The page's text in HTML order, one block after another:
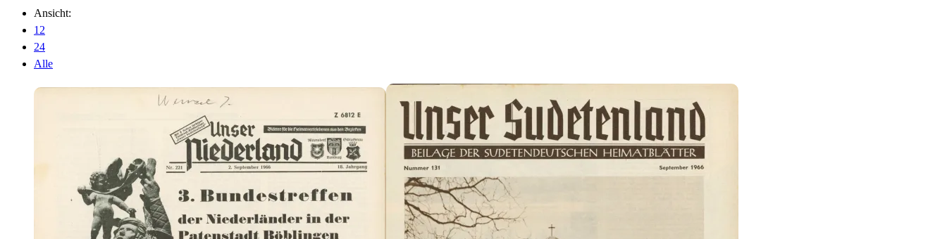
Ansicht:
12
24
Alle